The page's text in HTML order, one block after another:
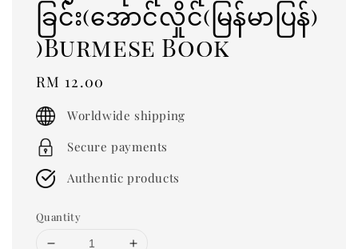
ခြင်း(အောင်လှိုင်(မြန်မာပြန်)
)Burmese Book
Regular
price
RM 12.00
Worldwide shipping
Secure payments
Authentic products
Quantity